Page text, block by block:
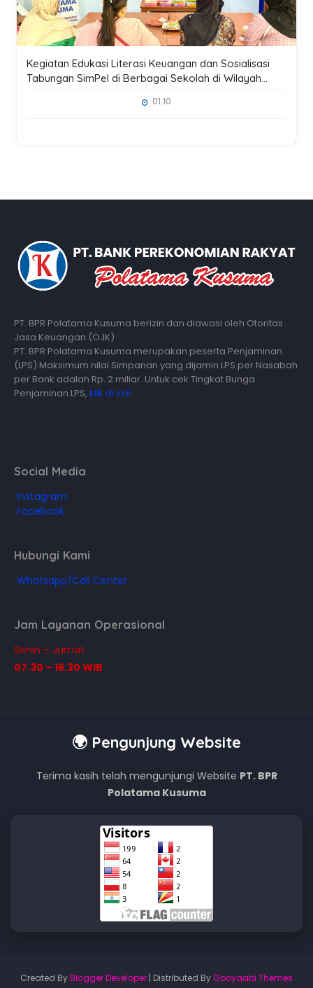
Kegiatan Edukasi Literasi Keuangan dan Sosialisasi
Tabungan SimPel di Berbagai Sekolah di Wilayah
01.10
PT. BPR Polatama Kusuma berizin dan diawasi oleh Otoritas
Jasa Keuangan (OJK)
PT. BPR Polatama Kusuma merupakan peserta Penjaminan
(LPS) Maksimum nilai Simpanan yang dijamin LPS per Nasabah
per Bank adalah Rp. 2 miliar. Untuk cek Tingkat Bunga
Penjaminan LPS, klik di sini.
Social Media
Instagram
Facebook
Hubungi Kami
Whatsapp/Call Center
Jam Layanan Operasional
Senin – Jumat
07.30 – 16.30 WIB
🌍 Pengunjung Website
Terima kasih telah mengunjungi Website PT. BPR
Polatama Kusuma
Created ByBlogger Developer | Distributed ByGooyaabi Themes